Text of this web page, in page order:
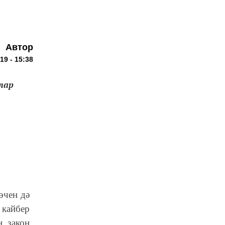
Автор
- 15:38
дә
закон